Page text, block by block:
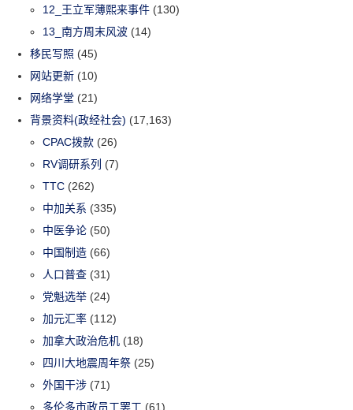
12_王立军薄熙来事件 (130)
13_南方周末风波 (14)
移民写照 (45)
网站更新 (10)
网络学堂 (21)
背景资料(政经社会) (17,163)
CPAC拨款 (26)
RV调研系列 (7)
TTC (262)
中加关系 (335)
中医争论 (50)
中国制造 (66)
人口普查 (31)
党魁选举 (24)
加元汇率 (112)
加拿大政治危机 (18)
四川大地震周年祭 (25)
外国干涉 (71)
多伦多市政员工罢工 (61)